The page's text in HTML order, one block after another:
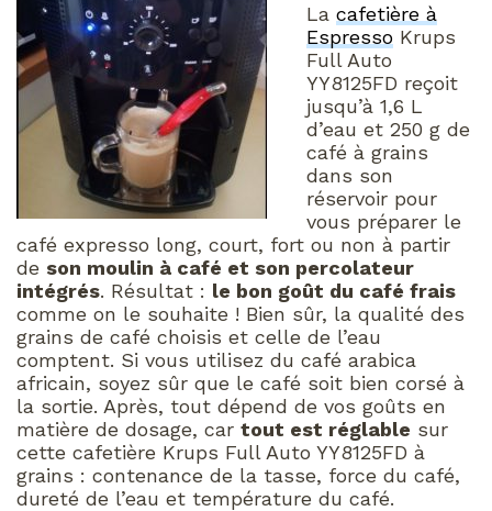
La cafetière à
EspressoKrups
Full Auto
YY8125FD reçoit
jusqu’à 1,6 L
d’eau et 250 g de
café à grains
dans son
réservoir pour
vous préparer le
café expresso long, court, fort ou non à partir
de son moulin à café et son percolateur
intégrés. Résultat : le bon goût du café frais
comme on le souhaite ! Bien sûr, la qualité des
grains de café choisis et celle de l’eau
comptent. Si vous utilisez du café arabica
africain, soyez sûr que le café soit bien corsé à
la sortie. Après, tout dépend de vos goûts en
matière de dosage, car tout est réglable sur
cette cafetière Krups Full Auto YY8125FD à
grains : contenance de la tasse, force du café,
dureté de l’eau et température du café.